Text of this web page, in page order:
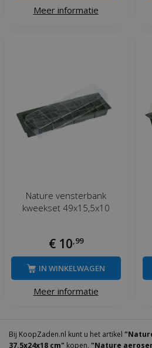
Meer informatie
Nature vensterbank
kweekset 49x15,5x10
€ 10,99
Meer informatie
IN WINKELWAGEN
Bij KoopZaden.nl kunt u het artikel
37.5x24x18 cm" kopen. "Nature